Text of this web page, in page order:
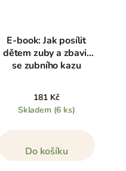
E-book: Jak posílit
dětem zuby a zbavit
se zubního kazu
181 Kč
Skladem (6 ks)
Do košíku